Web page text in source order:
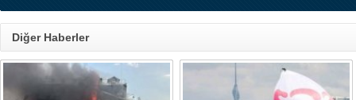
Diğer Haberler